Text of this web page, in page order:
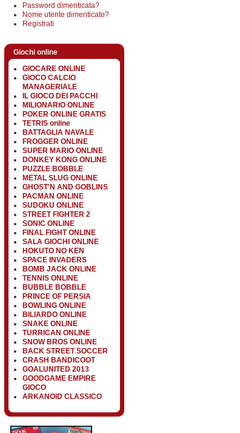
Password dimenticata?
Nome utente dimenticato?
Registrati
Giochi online
GIOCARE ONLINE
GIOCO CALCIO
MANAGERIALE
IL GIOCO DEI PACCHI
MILIONARIO ONLINE
POKER ONLINE GRATIS
TETRIS online
BATTAGLIA NAVALE
FROGGER ONLINE
SUPER MARIO ONLINE
DONKEY KONG ONLINE
PUZZLE BOBBLE
METAL SLUG ONLINE
GHOST'N AND GOBLINS
PACMAN ONLINE
SUDOKU ONLINE
STREET FIGHTER 2
SONIC ONLINE
FINAL FIGHT ONLINE
SALA GIOCHI ONLINE
HOKUTO NO KEN
SPACE INVADERS
BOMB JACK ONLINE
TENNIS ONLINE
BUBBLE BOBBLE
PRINCE OF PERSIA
BOWLING ONLINE
BILIARDO ONLINE
SNAKE ONLINE
TURRICAN ONLINE
SNOW BROS ONLINE
BACK STREET SOCCER
CRASH BANDICOOT
GOALUNITED 2013
GOODGAME EMPIRE
GIOCO
ARKANOID CLASSICO